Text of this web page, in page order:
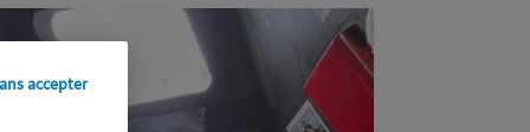
accepter